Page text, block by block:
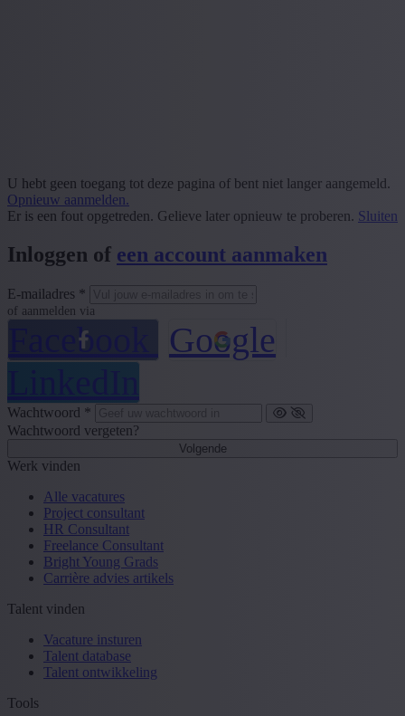
U hebt geen toegang tot deze pagina of bent niet langer aangemeld.
Opnieuw aanmelden.
Er is een fout opgetreden. Gelieve later opnieuw te proberen. Sluiten
Inloggen of een account aanmaken
E-mailadres *
of aanmelden via
Facebook
Google
Wachtwoord *
Wachtwoord vergeten?
Volgende
Werk vinden
Alle vacatures
Project consultant
HR Consultant
Freelance Consultant
Bright Young Grads
Carrière advies artikels
Talent vinden
Vacature insturen
Talent database
Talent ontwikkeling
Tools